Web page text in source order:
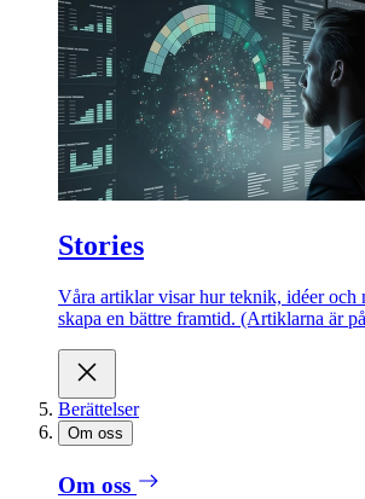
Stories
Våra artiklar visar hur teknik, idéer och
skapa en bättre framtid. (Artiklarna är
Berättelser
Om oss
Om oss